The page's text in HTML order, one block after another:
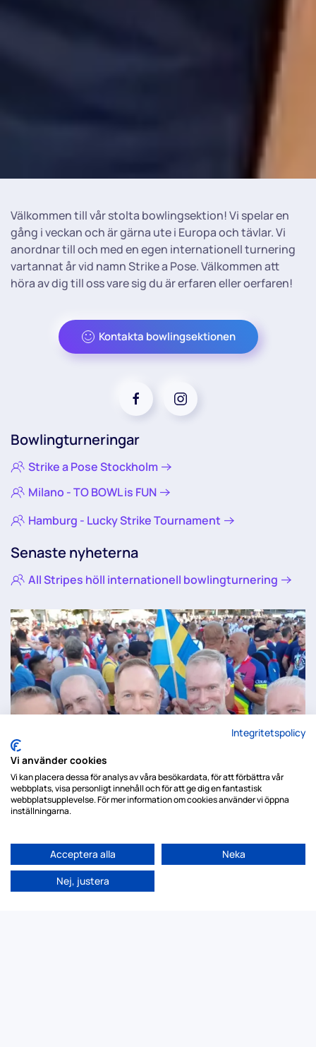
Integritetspolicy
Vi använder cookies
Vi kan placera dessa för analys av våra besökardata, för att förbättra vår
webbplats, visa personligt innehåll och för att ge dig en fantastisk
webbplatsupplevelse. För mer information om cookies använder vi öppna
inställningarna.
Acceptera alla
Neka
Nej, justera
Välkommen till vår stolta bowlingsektion! Vi spelar en
gång i veckan och är gärna ute i Europa och tävlar. Vi
anordnar till och med en egen internationell turnering
vartannat år vid namn Strike a Pose. Välkommen att
höra av dig till oss vare sig du är erfaren eller oerfaren!
Kontakta bowlingsektionen
Bowlingturneringar
Strike a Pose Stockholm
Milano - TO BOWL is FUN
Hamburg - Lucky Strike Tournament
Senaste nyheterna
All Stripes höll internationell bowlingturnering